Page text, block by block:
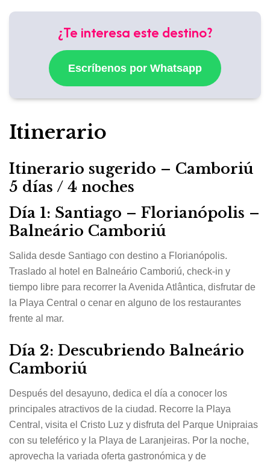
¿Te interesa este destino?
Escríbenos por Whatsapp
Itinerario
Itinerario sugerido – Camboriú
5 días / 4 noches
Día 1: Santiago – Florianópolis –
Balneário Camboriú
Salida desde Santiago con destino a Florianópolis.
Traslado al hotel en Balneário Camboriú, check-in y
tiempo libre para recorrer la Avenida Atlântica, disfrutar de
la Playa Central o cenar en alguno de los restaurantes
frente al mar.
Día 2: Descubriendo Balneário
Camboriú
Después del desayuno, dedica el día a conocer los
principales atractivos de la ciudad. Recorre la Playa
Central, visita el Cristo Luz y disfruta del Parque Unipraias
con su teleférico y la Playa de Laranjeiras. Por la noche,
aprovecha la variada oferta gastronómica y de